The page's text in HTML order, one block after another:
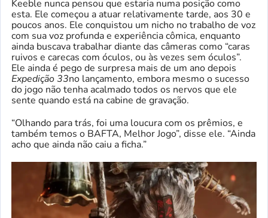
Keeble nunca pensou que estaria numa posição como
esta. Ele começou a atuar relativamente tarde, aos 30 e
poucos anos. Ele conquistou um nicho no trabalho de voz
com sua voz profunda e experiência cômica, enquanto
ainda buscava trabalhar diante das câmeras como “caras
ruivos e carecas com óculos, ou às vezes sem óculos”.
Ele ainda é pego de surpresa mais de um ano depois
Expedição 33no lançamento, embora mesmo o sucesso
do jogo não tenha acalmado todos os nervos que ele
sente quando está na cabine de gravação.
“Olhando para trás, foi uma loucura com os prêmios, e
também temos o BAFTA, Melhor Jogo”, disse ele. “Ainda
acho que ainda não caiu a ficha.”